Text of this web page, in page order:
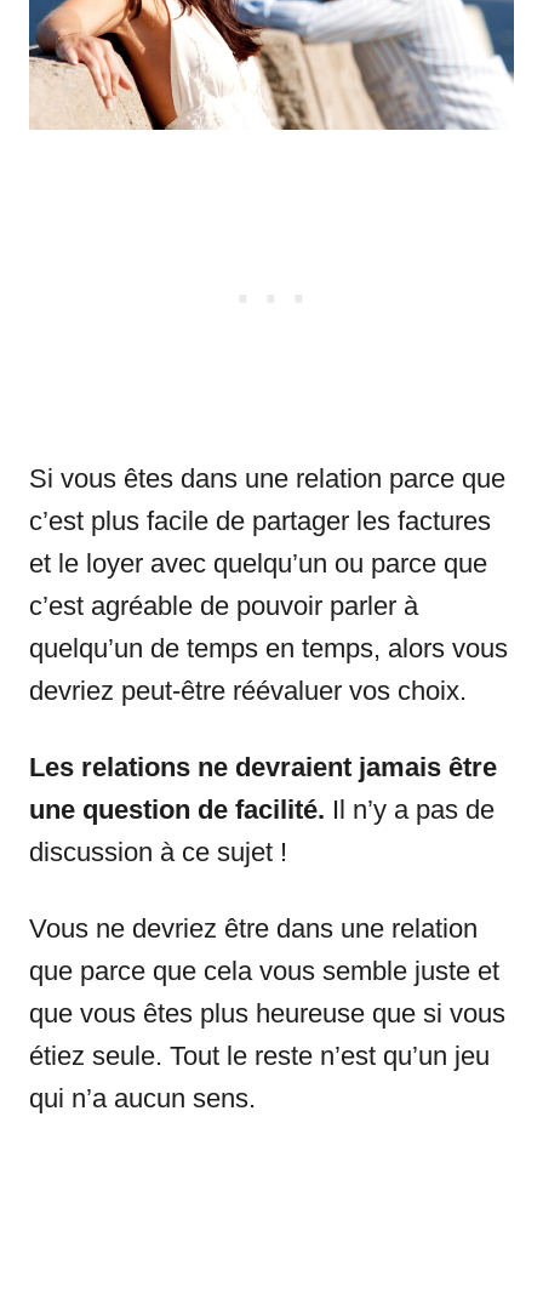
Si vous êtes dans une relation parce que
c’est plus facile de partager les factures
et le loyer avec quelqu’un ou parce que
c’est agréable de pouvoir parler à
quelqu’un de temps en temps, alors vous
devriez peut-être réévaluer vos choix.
Les relations ne devraient jamais être
une question de facilité. Il n’y a pas de
discussion à ce sujet !
Vous ne devriez être dans une relation
que parce que cela vous semble juste et
que vous êtes plus heureuse que si vous
étiez seule. Tout le reste n’est qu’un jeu
qui n’a aucun sens.